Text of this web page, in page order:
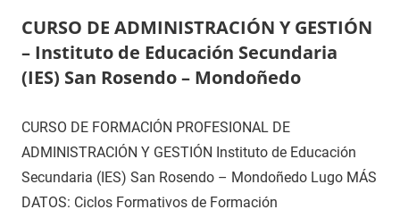
CURSO DE ADMINISTRACIÓN Y GESTIÓN
– Instituto de Educación Secundaria
(IES) San Rosendo – Mondoñedo
CURSO DE FORMACIÓN PROFESIONAL DE
ADMINISTRACIÓN Y GESTIÓN Instituto de Educación
Secundaria (IES) San Rosendo – Mondoñedo Lugo MÁS
DATOS: Ciclos Formativos de Formación